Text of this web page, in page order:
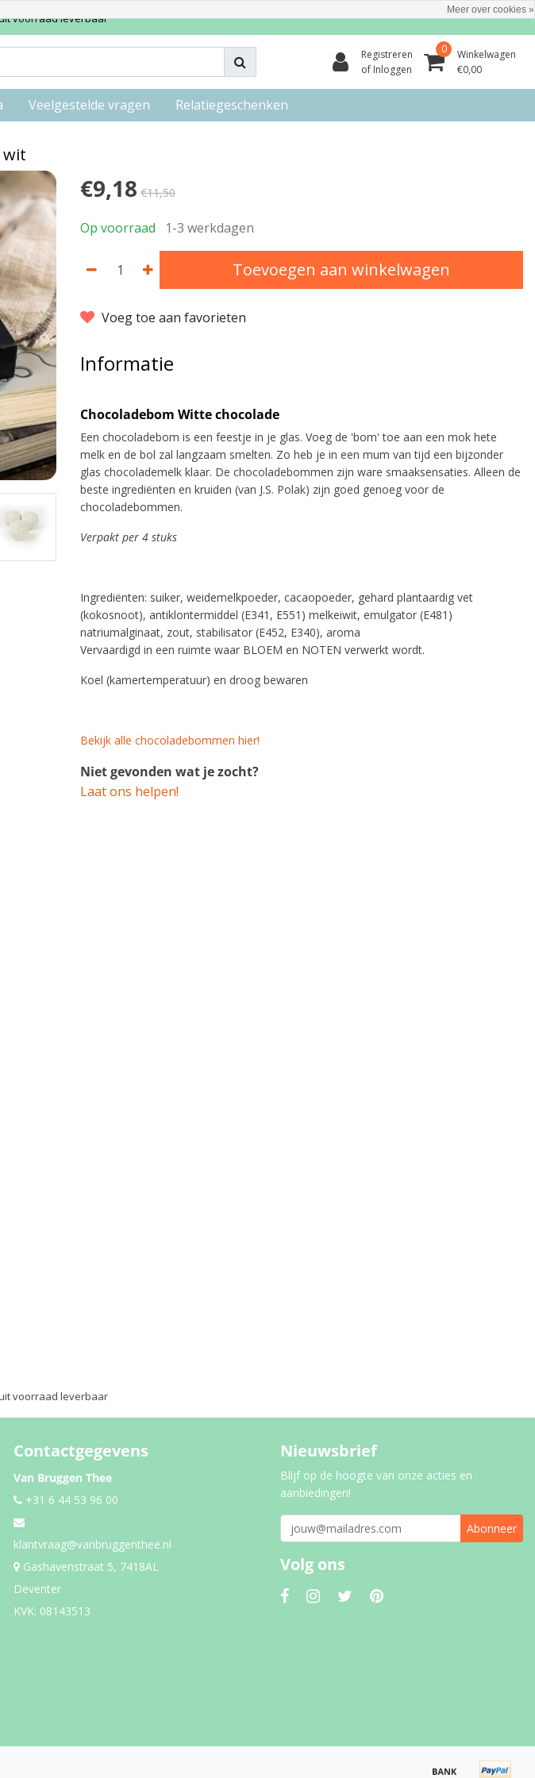
voorraad leverbaar
Registreren
of Inloggen
0
Winkelwagen
€0,00
Veelgestelde vragen Relatiegeschenken
wit
€9,18 €11,50
Op voorraad 1-3 werkdagen
Toevoegen aan winkelwagen
Voeg toe aan favorieten
Informatie
Chocoladebom Witte chocolade
Een chocoladebom is een feestje in je glas. Voeg de 'bom' toe aan een mok hete
melk en de bol zal langzaam smelten. Zo heb je in een mum van tijd een bijzonder
glas chocolademelk klaar. De chocoladebommen zijn ware smaaksensaties. Alleen de
beste ingrediënten en kruiden (van J.S. Polak) zijn goed genoeg voor de
chocoladebommen.
Verpakt per 4 stuks
Ingrediënten: suiker, weidemelkpoeder, cacaopoeder, gehard plantaardig vet
(kokosnoot), antiklontermiddel (E341, E551) melkeiwit, emulgator (E481)
natriumalginaat, zout, stabilisator (E452, E340), aroma
Vervaardigd in een ruimte waar BLOEM en NOTEN verwerkt wordt.
Koel (kamertemperatuur) en droog bewaren
Bekijk alle chocoladebommen hier!
Niet gevonden wat je zocht?
Laat ons helpen!
voorraad leverbaar
Contactgegevens
Van Bruggen Thee
+31 6 44 53 96 00
klantvraag@vanbruggenthee.nl
Gashavenstraat 5, 7418AL
Deventer
KVK: 08143513
Nieuwsbrief
Blijf op de hoogte van onze acties en
aanbiedingen!
Abonneer
Volg ons
Meer over cookies »